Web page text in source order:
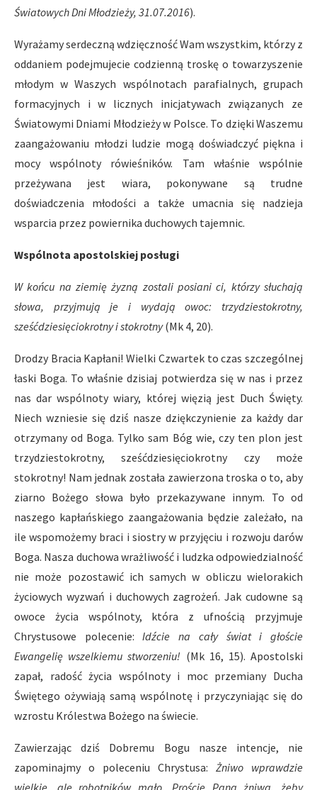
Światowych Dni Młodzieży, 31.07.2016).
Wyrażamy serdeczną wdzięczność Wam wszystkim, którzy z
oddaniem podejmujecie codzienną troskę o towarzyszenie
młodym w Waszych wspólnotach parafialnych, grupach
formacyjnych i w licznych inicjatywach związanych ze
Światowymi Dniami Młodzieży w Polsce. To dzięki Waszemu
zaangażowaniu młodzi ludzie mogą doświadczyć piękna i
mocy wspólnoty rówieśników. Tam właśnie wspólnie
przeżywana jest wiara, pokonywane są trudne
doświadczenia młodości a także umacnia się nadzieja
wsparcia przez powiernika duchowych tajemnic.
Wspólnota apostolskiej posługi
W końcu na ziemię żyzną zostali posiani ci, którzy słuchają
słowa, przyjmują je i wydają owoc: trzydziestokrotny,
sześćdziesięciokrotny i stokrotny(Mk 4, 20).
Drodzy Bracia Kapłani! Wielki Czwartek to czas szczególnej
łaski Boga. To właśnie dzisiaj potwierdza się w nas i przez
nas dar wspólnoty wiary, której więzią jest Duch Święty.
Niech wzniesie się dziś nasze dziękczynienie za każdy dar
otrzymany od Boga. Tylko sam Bóg wie, czy ten plon jest
trzydziestokrotny, sześćdziesięciokrotny czy może
stokrotny! Nam jednak została zawierzona troska o to, aby
ziarno Bożego słowa było przekazywane innym. To od
naszego kapłańskiego zaangażowania będzie zależało, na
ile wspomożemy braci i siostry w przyjęciu i rozwoju darów
Boga. Nasza duchowa wrażliwość i ludzka odpowiedzialność
nie może pozostawić ich samych w obliczu wielorakich
życiowych wyzwań i duchowych zagrożeń. Jak cudowne są
owoce życia wspólnoty, która z ufnością przyjmuje
Chrystusowe polecenie:Idźcie na cały świat i głoście
Ewangelię wszelkiemu stworzeniu! (Mk 16, 15). Apostolski
zapał, radość życia wspólnoty i moc przemiany Ducha
Świętego ożywiają samą wspólnotę i przyczyniając się do
wzrostu Królestwa Bożego na świecie.
Zawierzając dziś Dobremu Bogu nasze intencje, nie
zapominajmy o poleceniu Chrystusa: Żniwo wprawdzie